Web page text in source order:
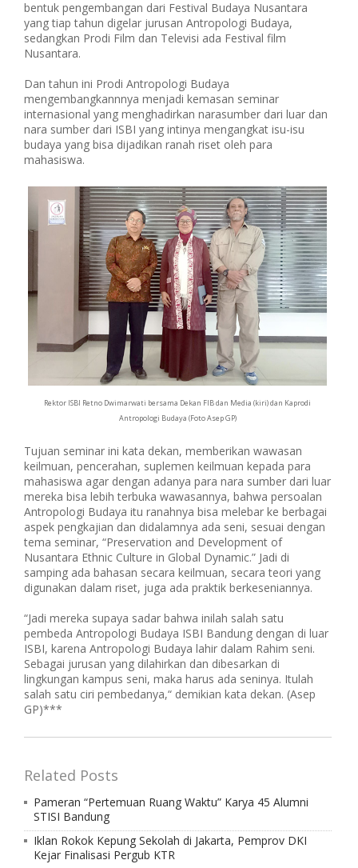
bentuk pengembangan dari Festival Budaya Nusantara
yang tiap tahun digelar jurusan Antropologi Budaya,
sedangkan Prodi Film dan Televisi ada Festival film
Nusantara.
Dan tahun ini Prodi Antropologi Budaya
mengembangkannnya menjadi kemasan seminar
internasional yang menghadirkan narasumber dari luar dan
nara sumber dari ISBI yang intinya mengangkat isu-isu
budaya yang bisa dijadikan ranah riset oleh para
mahasiswa.
Rektor ISBI Retno Dwimarwati bersama Dekan FIB dan Media (kiri) dan Kaprodi
Antropologi Budaya (Foto Asep GP)
Tujuan seminar ini kata dekan, memberikan wawasan
keilmuan, pencerahan, suplemen keilmuan kepada para
mahasiswa agar dengan adanya para nara sumber dari luar
mereka bisa lebih terbuka wawasannya, bahwa persoalan
Antropologi Budaya itu ranahnya bisa melebar ke berbagai
aspek pengkajian dan didalamnya ada seni, sesuai dengan
tema seminar, “Preservation and Development of
Nusantara Ethnic Culture in Global Dynamic.” Jadi di
samping ada bahasan secara keilmuan, secara teori yang
digunakan dalam riset, juga ada praktik berkeseniannya.
“Jadi mereka supaya sadar bahwa inilah salah satu
pembeda Antropologi Budaya ISBI Bandung dengan di luar
ISBI, karena Antropologi Budaya lahir dalam Rahim seni.
Sebagai jurusan yang dilahirkan dan dibesarkan di
lingkungan kampus seni, maka harus ada seninya. Itulah
salah satu ciri pembedanya,“ demikian kata dekan. (Asep
GP)***
Related Posts
Pameran “Pertemuan Ruang Waktu” Karya 45 Alumni
STISI Bandung
Iklan Rokok Kepung Sekolah di Jakarta, Pemprov DKI
Kejar Finalisasi Pergub KTR